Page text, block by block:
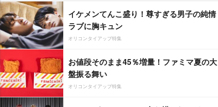
イケメンてんこ盛り！尊すぎる男子の純情
ラブに胸キュン
オリコンタイアップ特集
お値段そのまま45％増量！ファミマ夏の大
盤振る舞い
オリコンタイアップ特集